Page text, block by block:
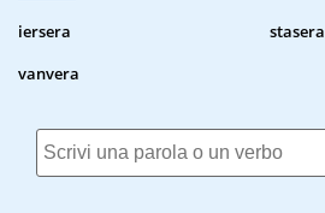
iersera
stasera
vanvera